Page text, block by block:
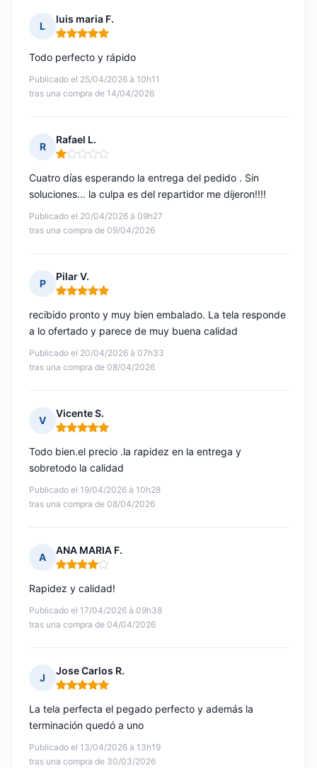
L
luis maria F.
Nota: 5 de 5
Publicado el 25/04/2026 à 10h11
tras una compra de 14/04/2026
Todo perfecto y rápido
R
Rafael L.
Nota: 1 de 5
Publicado el 20/04/2026 à 09h27
tras una compra de 09/04/2026
Cuatro días esperando la entrega del pedido . Sin
soluciones... la culpa es del repartidor me dijeron!!!!
P
Pilar V.
Nota: 5 de 5
Publicado el 20/04/2026 à 07h33
tras una compra de 08/04/2026
recibido pronto y muy bien embalado. La tela responde
a lo ofertado y parece de muy buena calidad
V
Vicente S.
Nota: 5 de 5
Publicado el 19/04/2026 à 10h28
tras una compra de 08/04/2026
Todo bien.el precio .la rapidez en la entrega y
sobretodo la calidad
A
ANA MARIA F.
Nota: 4 de 5
Publicado el 17/04/2026 à 09h38
tras una compra de 04/04/2026
Rapidez y calidad!
J
Jose Carlos R.
Nota: 5 de 5
Publicado el 13/04/2026 à 13h19
tras una compra de 30/03/2026
La tela perfecta el pegado perfecto y además la
terminación quedó a uno